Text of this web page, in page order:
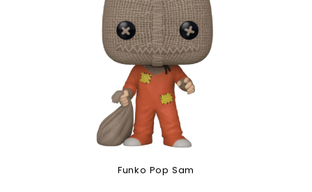
Funko Pop Sam